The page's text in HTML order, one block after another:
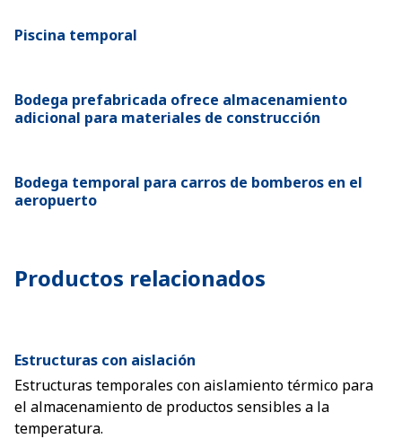
Piscina temporal
Bodega prefabricada ofrece almacenamiento
adicional para materiales de construcción
Bodega temporal para carros de bomberos en el
aeropuerto
Productos relacionados
Estructuras con aislación
Estructuras temporales con aislamiento térmico para
el almacenamiento de productos sensibles a la
temperatura.